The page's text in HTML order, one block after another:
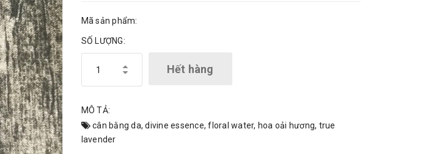
Mã sản phẩm:
SỐ LƯỢNG:
Hết hàng
MÔ TẢ:
cân bằng da,divine essence,floral water, hoa oải hương, true
lavender